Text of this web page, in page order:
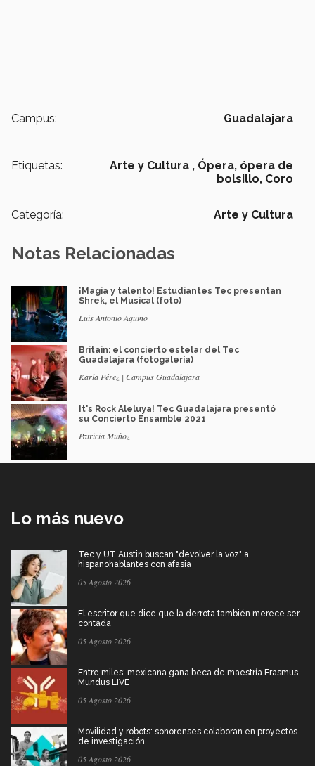
Campus: Guadalajara
Etiquetas: Arte y Cultura , Ópera, ópera de
bolsillo, Coro
Categoría: Arte y Cultura
Notas Relacionadas
¡Magia y talento! Estudiantes Tec presentan
Shrek, el Musical (foto)
Luis Antonio Aquino
Britain: el concierto estelar del Tec
Guadalajara (fotogalería)
Karla Pérez | Campus Guadalajara
It's Rock Aleluya! Tec Guadalajara presentó
su Concierto Ensamble 2021
Patricia Muñoz
Lo más nuevo
Tec y UT Austin buscan "devolver la voz" a
hispanohablantes con afasia
05 Agosto 2026
El escritor que dice que la derrota también merece ser
contada
05 Agosto 2026
Entre miles: mexicana gana beca de maestría Erasmus
Mundus LIVE
05 Agosto 2026
Movilidad y robots: sonorenses colaboran en proyectos
de investigación
05 Agosto 2026